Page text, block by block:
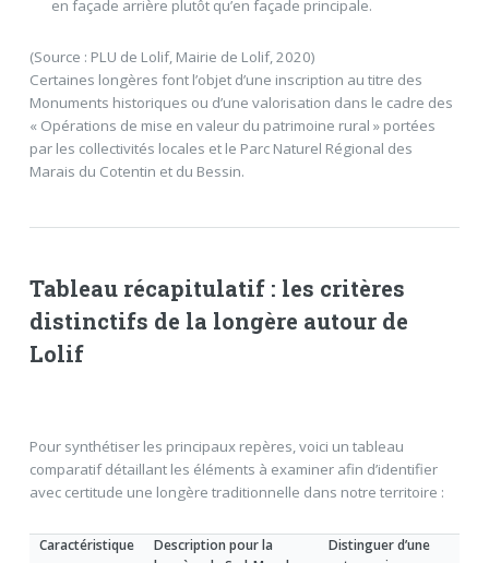
en façade arrière plutôt qu’en façade principale.
(Source : PLU de Lolif, Mairie de Lolif, 2020)
Certaines longères font l’objet d’une inscription au titre des
Monuments historiques ou d’une valorisation dans le cadre des
« Opérations de mise en valeur du patrimoine rural » portées
par les collectivités locales et le Parc Naturel Régional des
Marais du Cotentin et du Bessin.
Tableau récapitulatif : les critères
distinctifs de la longère autour de
Lolif
Pour synthétiser les principaux repères, voici un tableau
comparatif détaillant les éléments à examiner afin d’identifier
avec certitude une longère traditionnelle dans notre territoire :
Caractéristique
Description pour la
Distinguer d’une